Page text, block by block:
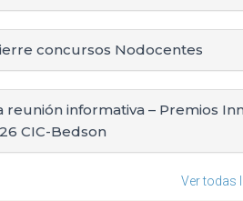
concursos Nodocentes
reunión informativa – Premios
CIC-Bedson
Ver todas